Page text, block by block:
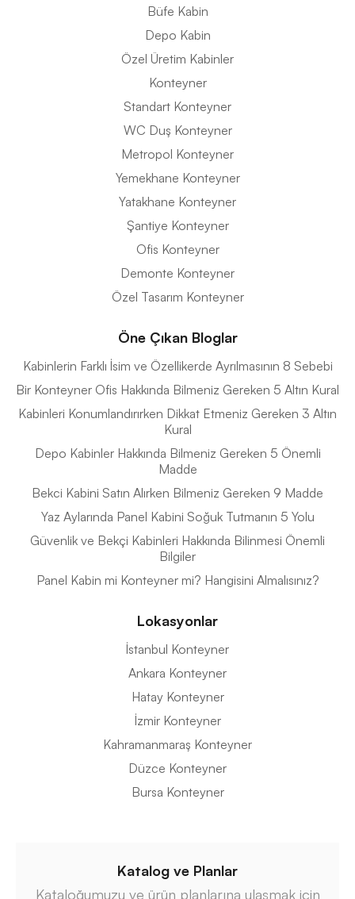
Büfe Kabin
Depo Kabin
Özel Üretim Kabinler
Konteyner
Standart Konteyner
WC Duş Konteyner
Metropol Konteyner
Yemekhane Konteyner
Yatakhane Konteyner
Şantiye Konteyner
Ofis Konteyner
Demonte Konteyner
Özel Tasarım Konteyner
Öne Çıkan Bloglar
Kabinlerin Farklı İsim ve Özellikerde Ayrılmasının 8 Sebebi
Bir Konteyner Ofis Hakkında Bilmeniz Gereken 5 Altın Kural
Kabinleri Konumlandırırken Dikkat Etmeniz Gereken 3 Altın
Kural
Depo Kabinler Hakkında Bilmeniz Gereken 5 Önemli
Madde
Bekci Kabini Satın Alırken Bilmeniz Gereken 9 Madde
Yaz Aylarında Panel Kabini Soğuk Tutmanın 5 Yolu
Güvenlik ve Bekçi Kabinleri Hakkında Bilinmesi Önemli
Bilgiler
Panel Kabin mi Konteyner mi? Hangisini Almalısınız?
Lokasyonlar
İstanbul Konteyner
Ankara Konteyner
Hatay Konteyner
İzmir Konteyner
Kahramanmaraş Konteyner
Düzce Konteyner
Bursa Konteyner
Katalog ve Planlar
Kataloğumuzu ve ürün planlarına ulaşmak için